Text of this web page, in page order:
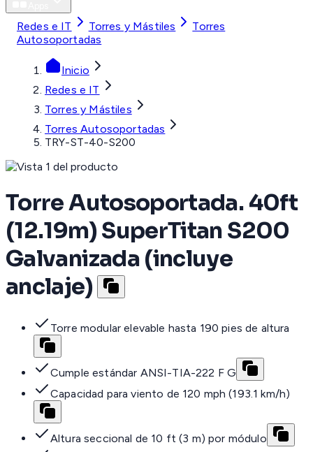
Redes e IT Torres y Mástiles
Torres
Autosoportadas
Inicio
Redes e IT
Torres y Mástiles
Torres Autosoportadas
TRY-ST-40-S200
Torre Autosoportada. 40ft
(12.19m) SuperTitan S200
Galvanizada (incluye
anclaje)
Torre modular elevable hasta 190 pies de altura
Cumple estándar ANSI-TIA-222 F G
Capacidad para viento de 120 mph (193.1 km/h)
Altura seccional de 10 ft (3 m) por módulo